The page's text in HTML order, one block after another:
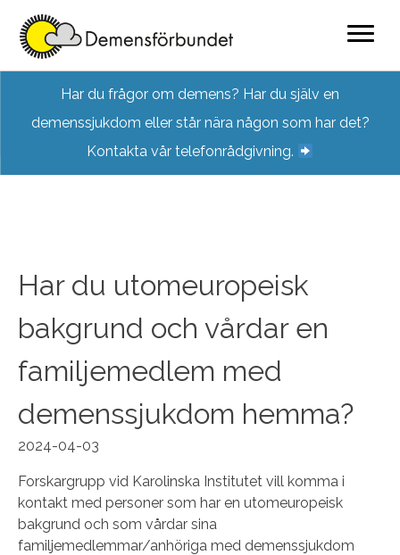
content
Har du frågor om demens? Har du själv en
demenssjukdom eller står nära någon som har det?
Kontakta vår telefonrådgivning.
Har du utomeuropeisk
bakgrund och vårdar en
familjemedlem med
demenssjukdom hemma?
2024-04-03
Forskargrupp vid Karolinska Institutet vill komma i
kontakt med personer som har en utomeuropeisk
bakgrund och som vårdar sina
familjemedlemmar/anhöriga med demenssjukdom